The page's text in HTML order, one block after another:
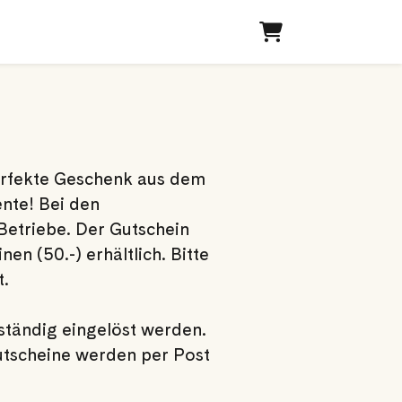
Warenkorb
Geschenk aus dem
Bei den
Der Gutschein
(50.-) erhältlich. Bitte
eingelöst werden.
werden per Post